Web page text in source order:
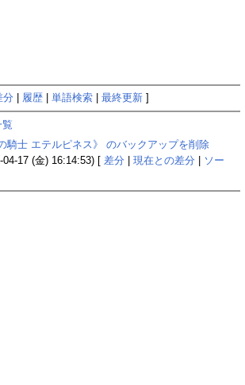
分 履歴| 単語検索| 最終更新]
騎士 エテルピネス》 のバックアップを削除
04-17 (金) 16:14:53) [ 差分 現在との差分
ソー